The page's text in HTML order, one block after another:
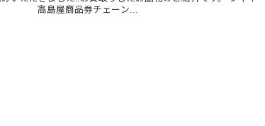
品券チェーン...